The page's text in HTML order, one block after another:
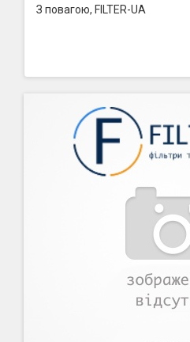
З повагою, FILTER-UA